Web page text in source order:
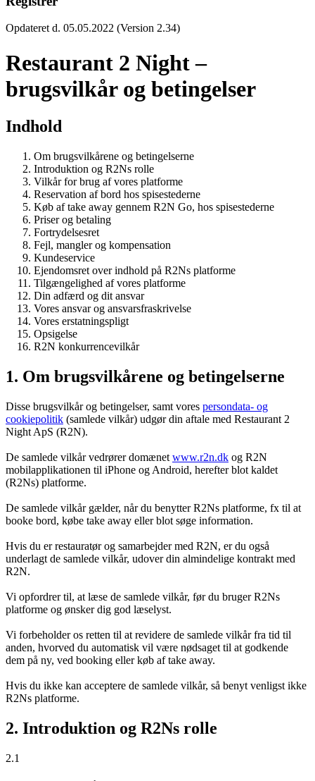
Opdateret d. 05.05.2022 (Version 2.34)
Restaurant 2 Night –
brugsvilkår og betingelser
Indhold
Om brugsvilkårene og betingelserne
Introduktion og R2Ns rolle
Vilkår for brug af vores platforme
Reservation af bord hos spisestederne
Køb af take away gennem R2N Go, hos spisestederne
Priser og betaling
Fortrydelsesret
Fejl, mangler og kompensation
Kundeservice
Ejendomsret over indhold på R2Ns platforme
Tilgængelighed af vores platforme
Din adfærd og dit ansvar
Vores ansvar og ansvarsfraskrivelse
Vores erstatningspligt
Opsigelse
R2N konkurrencevilkår
1. Om brugsvilkårene og betingelserne
Disse brugsvilkår og betingelser, samt vores persondata- og
cookiepolitik (samlede vilkår) udgør din aftale med Restaurant 2
Night ApS (R2N).
De samlede vilkår vedrører domænet www.r2n.dk og R2N
mobilapplikationen til iPhone og Android, herefter blot kaldet
(R2Ns) platforme.
De samlede vilkår gælder, når du benytter R2Ns platforme, fx til at
booke bord, købe take away eller blot søge information.
Hvis du er restauratør og samarbejder med R2N, er du også
underlagt de samlede vilkår, udover din almindelige kontrakt med
R2N.
Vi opfordrer til, at læse de samlede vilkår, før du bruger R2Ns
platforme og ønsker dig god læselyst.
Vi forbeholder os retten til at revidere de samlede vilkår fra tid til
anden, hvorved du automatisk vil være nødsaget til at godkende
dem på ny, ved booking eller køb af take away.
Hvis du ikke kan acceptere de samlede vilkår, så benyt venligst ikke
R2Ns platforme.
2. Introduktion og R2Ns rolle
2.1